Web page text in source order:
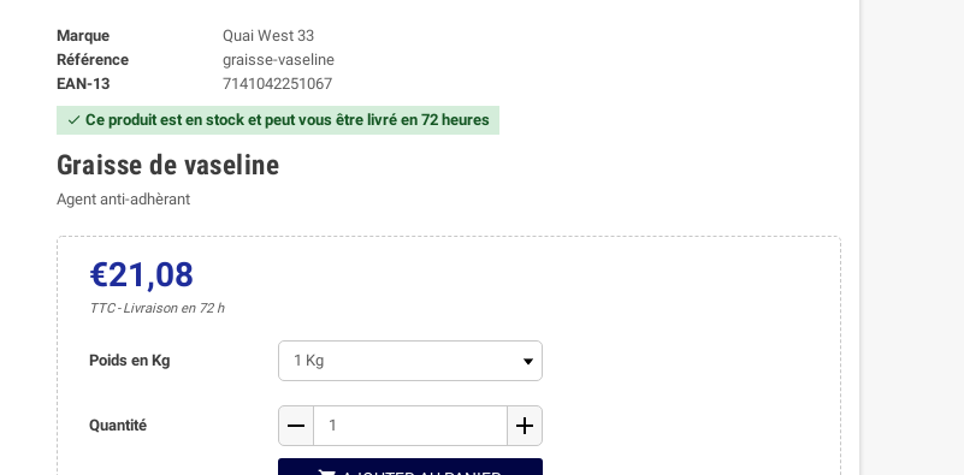
Marque
Quai West 33
Référence
graisse-vaseline
EAN-13
7141042251067
 Ce produit est en stock et peut vous être livré en 72 heures
Graisse de vaseline
Agent anti-adhèrant
€21,08
TTC Livraison en 72 h
Poids en Kg
Quantité remove add